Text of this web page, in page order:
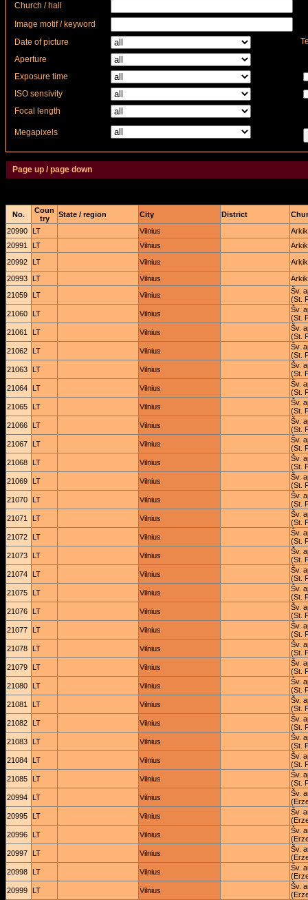
Church / hall
Image motif / keyword
Date of picture
Aperture
Exposure time
ISO sensivity
Focal length
Megapixels
Page up / page down
No.
Coun
try
State / region City District
20990 LT Vilnius
20991
LT Vilnius
20992 LT Vilnius
20993 LT Vilnius
21059 LT Vilnius
Šv.
(St.
21060 LT Vilnius
Šv.
(St.
21061
LT Vilnius
Šv.
(St.
21062 LT Vilnius
Šv.
(St.
21063 LT Vilnius
Šv.
(St.
21064 LT Vilnius
Šv.
(St.
21065 LT Vilnius
Šv.
(St.
21066 LT Vilnius
Šv.
(St.
21067 LT Vilnius
Šv.
(St.
21068 LT Vilnius
Šv.
(St.
21069 LT Vilnius
Šv.
(St.
21070 LT Vilnius
Šv.
(St.
21071
LT Vilnius
Šv.
(St.
21072 LT Vilnius
Šv.
(St.
21073 LT Vilnius
Šv.
(St.
21074 LT Vilnius
Šv.
(St.
21075 LT Vilnius
Šv.
(St.
21076 LT Vilnius
Šv.
(St.
21077 LT Vilnius
Šv.
(St.
21078 LT Vilnius
Šv.
(St.
21079 LT Vilnius
Šv.
(St.
21080 LT Vilnius
Šv.
(St.
21081
LT Vilnius
Šv.
(St.
21082 LT Vilnius
Šv.
(St.
21083 LT Vilnius
Šv.
(St.
21084 LT Vilnius
Šv.
(St.
21085 LT Vilnius
Šv.
(St.
20994 LT Vilnius
Šv.
20995 LT Vilnius
Šv.
20996 LT Vilnius
Šv.
20997 LT Vilnius
Šv.
20998 LT Vilnius
Šv.
20999 LT Vilnius
Šv.